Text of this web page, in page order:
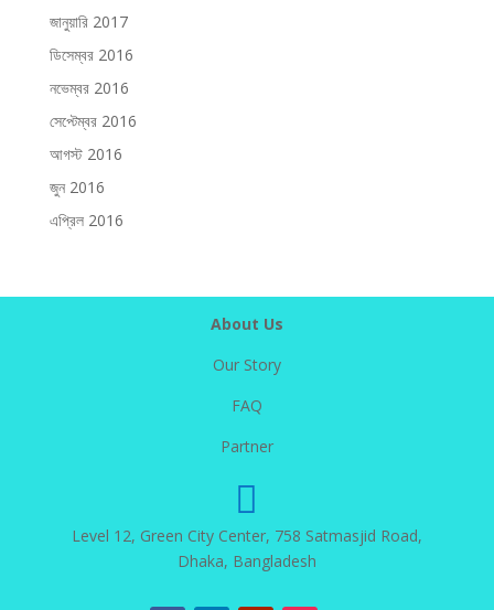
জানুয়ারি 2017
ডিসেম্বর 2016
নভেম্বর 2016
সেপ্টেম্বর 2016
আগস্ট 2016
জুন 2016
এপ্রিল 2016
About Us
Our Story
FAQ
Partner

Level 12, Green City Center, 758 Satmasjid Road,
Dhaka, Bangladesh